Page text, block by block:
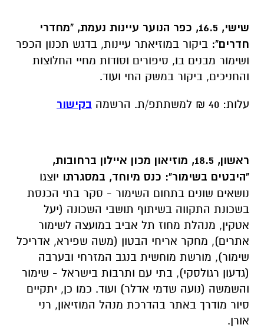
שישי, 16.5, כפר הנוער עיינות נעמת, "מחדרי
חדרים": ביקור במוזיאתר עיינות, בדגש תכנון הכפר
ושימור מבנים בו, סיפורים וסודות מחיי החלוצות
והחניכים, ביקור במשק החי ועוד.
עלות: 40 ₪ למשתתפ/ת. הרשמה בקישור
ראשון, 18.5, מוזיאון מכון איילון ברחובות,
"היבטים בשימור": כנס מיוחד, במסגרתו יוצגו
נושאים שונים בתחום השימור - סקר בתי הכנסת
בשכונת התקווה בשיתוף תושבי השכונה (יעל
אטקין, מנהלת מחוז תל אביב במועצה לשימור
אתרים), מחקר אריחי הבטון (משה שפירא, אדריכל
שימור), מורשת מוחשית בנגב המזרחי ובערבה
(גדעון רגולסקי), בתי עם ותרבות בישראל - שימור
והשמשה (נועה שדמי אדלר) ועוד. כמו כן, יתקיים
סיור מודרך באתר בהדרכת מנהל המוזיאון, רני
אורן.